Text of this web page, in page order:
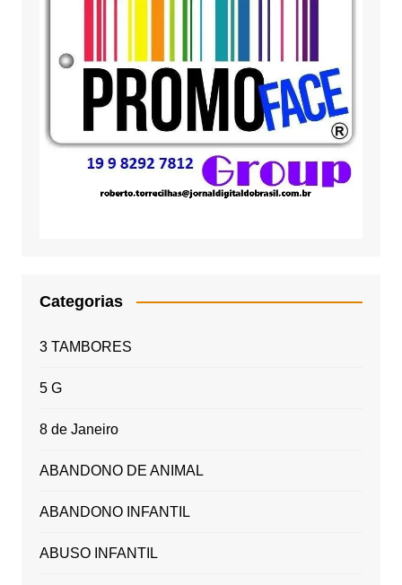
Categorias
3 TAMBORES
5 G
8 de Janeiro
ABANDONO DE ANIMAL
ABANDONO INFANTIL
ABUSO INFANTIL